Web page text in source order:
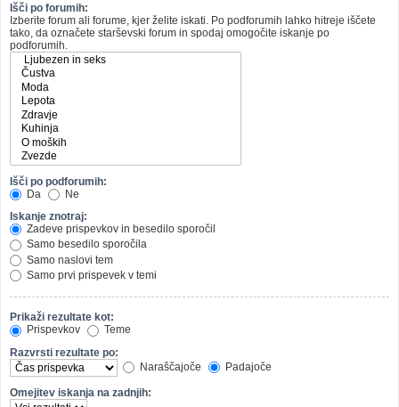
Išči po forumih:
Izberite forum ali forume, kjer želite iskati. Po podforumih lahko hitreje iščete
tako, da označete starševski forum in spodaj omogočite iskanje po
podforumih.
Išči po podforumih:
Da
Ne
Iskanje znotraj:
Zadeve prispevkov in besedilo sporočil
Samo besedilo sporočila
Samo naslovi tem
Samo prvi prispevek v temi
Prikaži rezultate kot:
Prispevkov
Teme
Razvrsti rezultate po:
Naraščajoče
Padajoče
Omejitev iskanja na zadnjih: